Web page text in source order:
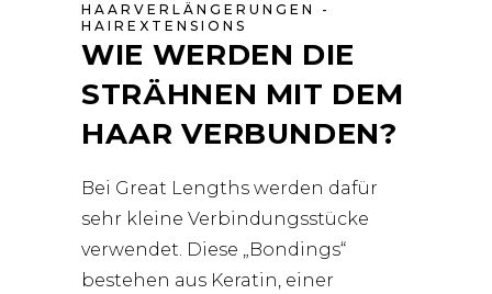
HAARVERLÄNGERUNGEN -
HAIREXTENSIONS
WIE WERDEN DIE
STRÄHNEN MIT DEM
HAAR VERBUNDEN?
Bei Great Lengths werden dafür
sehr kleine Verbindungsstücke
verwendet. Diese „Bondings“
bestehen aus Keratin, einer